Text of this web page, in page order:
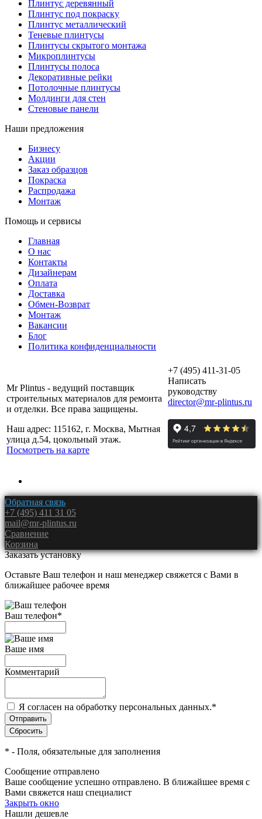
Плинтус деревянный
Плинтус под покраску
Плинтус металлический
Теневые плинтусы
Плинтусы скрытого монтажа
Микроплинтусы
Плинтусы полоса
Декоративные рейки
Потолочные плинтусы
Молдинги для стен
Стеновые панели
Наши предложения
Бизнесу
Акции
Заказ образцов
Покраска
Распродажа
Монтаж
Помощь и сервисы
Главная
О нас
Контакты
Дизайнерам
Оплата
Доставка
Обмен-Возврат
Монтаж
Вакансии
Блог
Политика конфиденциальности
Mr Plintus - ведущий поставщик
строительных материалов для ремонта
и отделки. Все права защищены.
Наш адрес: 115162, г. Москва, Мытная
улица д.54, цокольный этаж.
Посмотреть на карте
+7 (495) 411-31-05
Написать
руководству
director@mr-plintus.ru
Обратная связь
+7 (495) 411 31 05
mail@mr-plintus.ru
Сравнение
Корзина
Заказать установку
Оставьте Ваш телефон и наш менеджер свяжется с Вами в
ближайшее рабочее время
Ваш телефон*
Ваше имя
Комментарий
Я согласен на обработку персональных данных.*
* - Поля, обязательные для заполнения
Сообщение отправлено
Ваше сообщение успешно отправлено. В ближайшее время с
Вами свяжется наш специалист
Закрыть окно
Нашли дешевле